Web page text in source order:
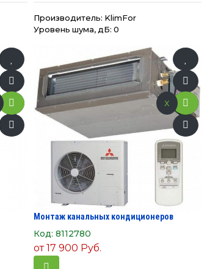
Производитель: KlimFor
Уровень шума, дБ: 0
Монтаж канальных кондиционеров
Код: 8112780
от17 900 Руб.
x